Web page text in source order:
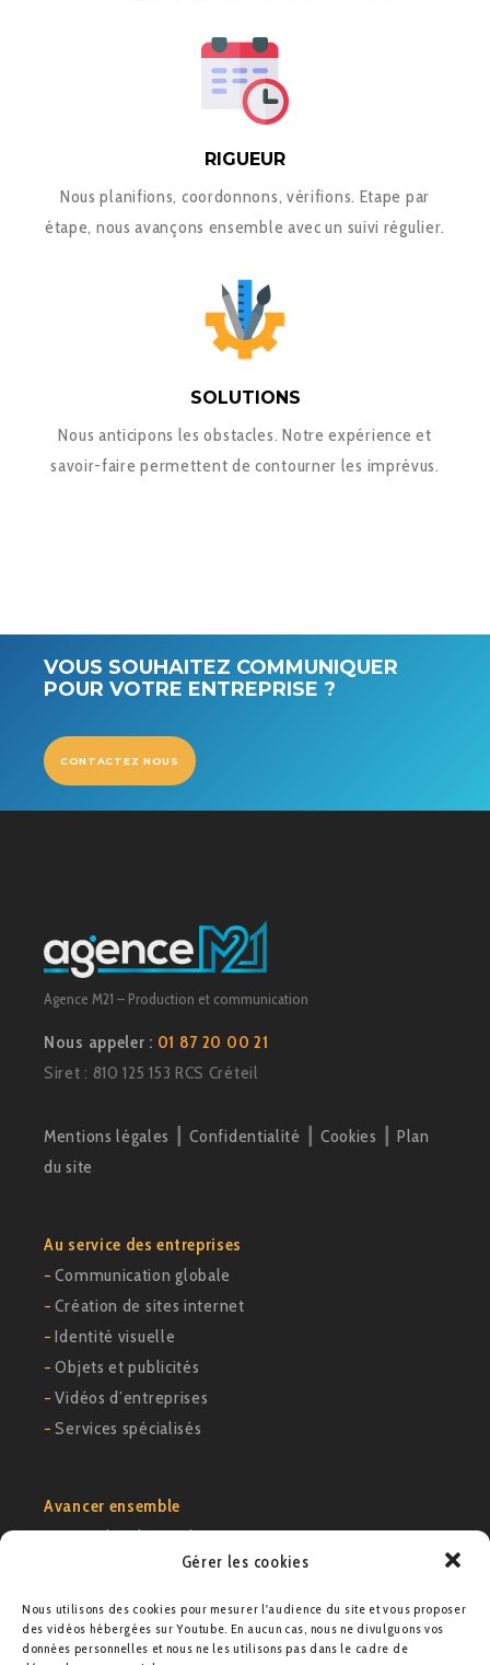
Gérer les cookies
Nous utilisons des cookies pour mesurer l'audience du site et vous proposer
des vidéos hébergées sur Youtube. En aucun cas, nous ne divulguons vos
données personnelles et nous ne les utilisons pas dans le cadre de
RIGUEUR
Nous planifions, coordonnons, vérifions. Etape par
étape, nous avançons ensemble avec un suivi régulier.
SOLUTIONS
Nous anticipons les obstacles. Notre expérience et
savoir-faire permettent de contourner les imprévus.
VOUS SOUHAITEZ COMMUNIQUER
POUR VOTRE ENTREPRISE ?
CONTACTEZ NOUS
Agence M21 – Production et communication
Nous appeler : 01 87 20 00 21
Siret : 810 125 153 RCS Créteil
Mentions légales ┃Confidentialité Cookies
Plan
du site
Au service des entreprises
−Communication globale
−Création de sites internet
−Identité visuelle
−Objets et publicités
−Vidéos d’entreprises
−Services spécialisés
Avancer ensemble
−Exemples de cas clients
Voir notre portfolio